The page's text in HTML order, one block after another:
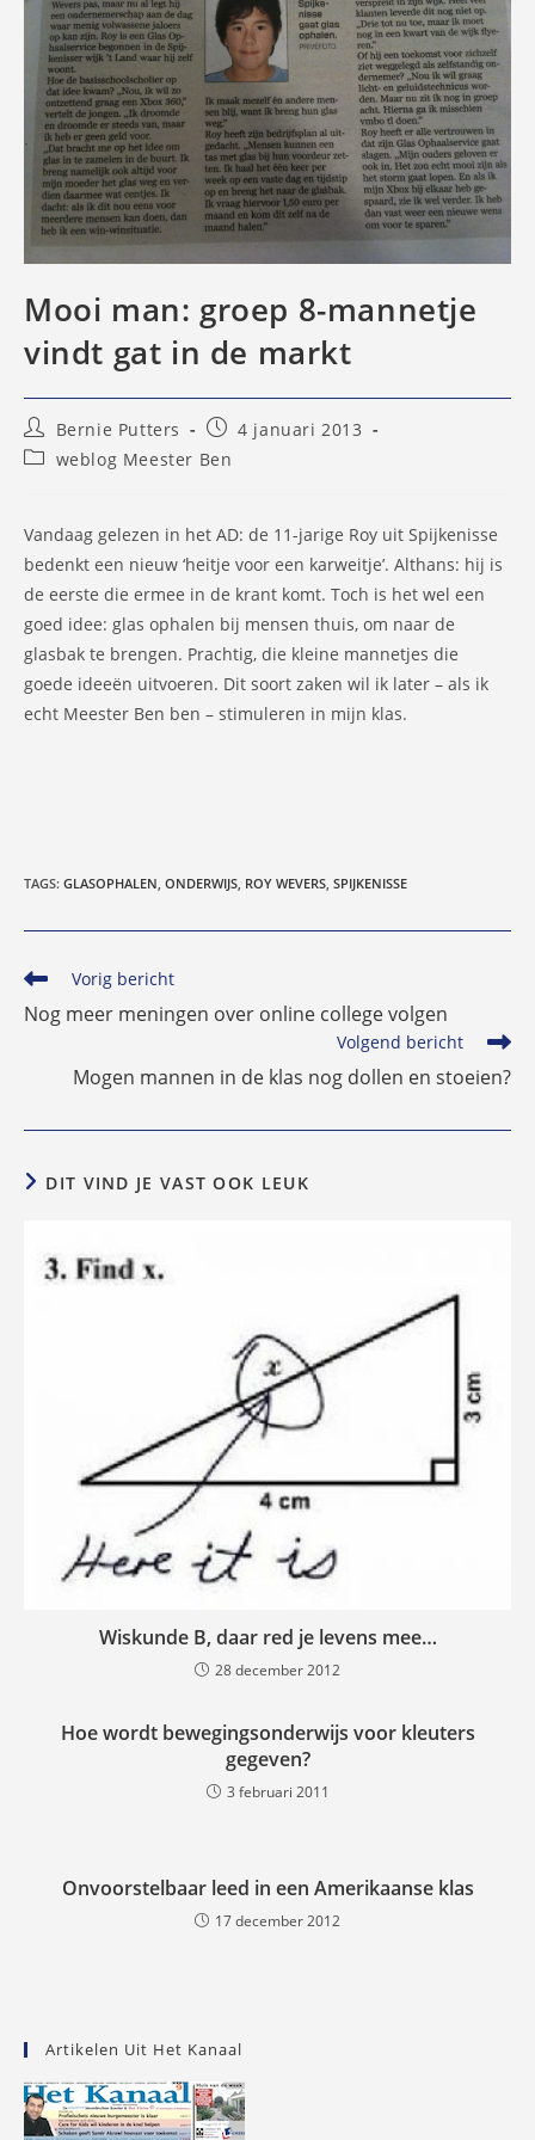
Mooi man: groep 8-mannetje
vindt gat in de markt
Bericht
auteur:
Bernie Putters
Bericht
gepubliceerd
op:
4 januari 2013
Berichtcategorie:
weblog Meester Ben
Vandaag gelezen in het AD: de 11-jarige Roy uit Spijkenisse
bedenkt een nieuw ‘heitje voor een karweitje’. Althans: hij is
de eerste die ermee in de krant komt. Toch is het wel een
goed idee: glas ophalen bij mensen thuis, om naar de
glasbak te brengen. Prachtig, die kleine mannetjes die
goede ideeën uitvoeren. Dit soort zaken wil ik later – als ik
echt Meester Ben ben – stimuleren in mijn klas.
TAGS: GLASOPHALEN, ONDERWIJS, ROY WEVERS, SPIJKENISSE
Lees
artikelen
Vorig bericht
Nog meer meningen over online college volgen
Volgend bericht
Mogen mannen in de klas nog dollen en stoeien?
DIT VIND JE VAST OOK LEUK
Wiskunde B, daar red je levens mee…
28 december 2012
Hoe wordt bewegingsonderwijs voor kleuters
gegeven?
3 februari 2011
Onvoorstelbaar leed in een Amerikaanse klas
17 december 2012
Artikelen Uit Het Kanaal